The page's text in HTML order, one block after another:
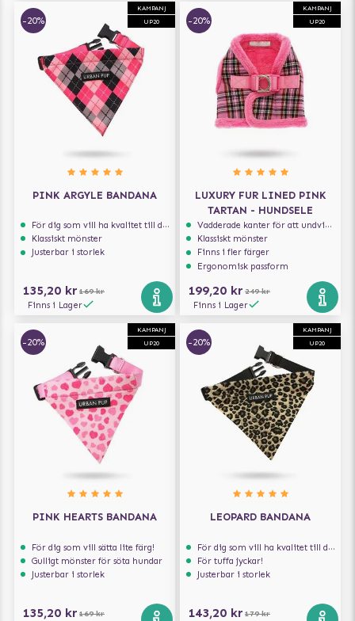
KAMPANJ
UP20
-20%
PINK ARGYLE BANDANA
För dig som vill ha kvalitet till din hund!
Klassiskt mönster
Justerbar i storlek
135,20 kr 169 kr
Finns i Lager
KAMPANJ
UP20
-20%
LUXURY FUR LINED PINK
TARTAN - HUNDSELE
Vadderade kanter för att undvika skav
Klassiskt mönster
Finns i fler färger
Ergonomisk passform
199,20 kr 249 kr
Finns i Lager
KAMPANJ
UP20
-20%
PINK HEARTS BANDANA
För dig som vill sätta lite färg!
Gulligt mönster för söta hundar
Justerbar i storlek
135,20 kr 169 kr
KAMPANJ
UP20
-20%
LEOPARD BANDANA
För dig som vill ha kvalitet till din hund!
För tuffa jyckar!
Justerbar i storlek
143,20 kr 179 kr